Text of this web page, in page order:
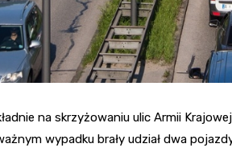
na skrzyżowaniu ulic Armii
wypadku brały udział dwa